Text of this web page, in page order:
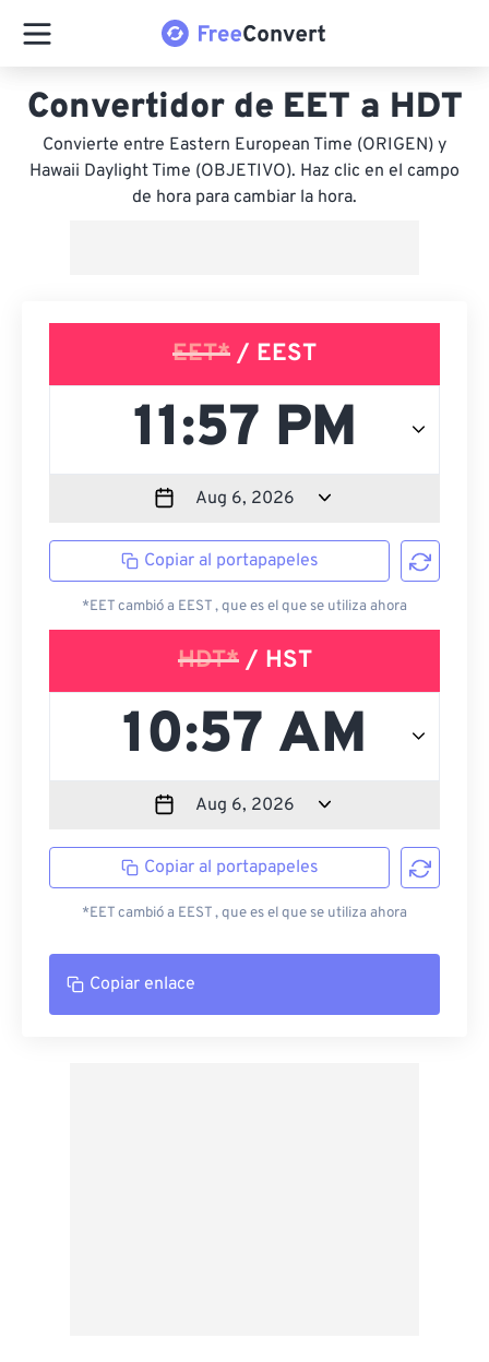
Convertidor de EET a HDT
Convierte entre Eastern European Time (ORIGEN) y
Hawaii Daylight Time (OBJETIVO). Haz clic en el campo
de hora para cambiar la hora.
EET* / EEST
Copiar al portapapeles
*EET cambió a EEST , que es el que se utiliza ahora
HDT*/ HST
Copiar al portapapeles
*EET cambió a EEST , que es el que se utiliza ahora
Copiar enlace